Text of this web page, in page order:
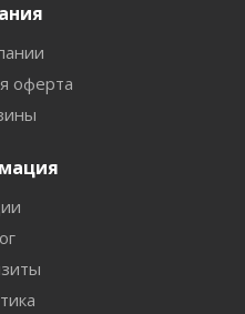
оферта